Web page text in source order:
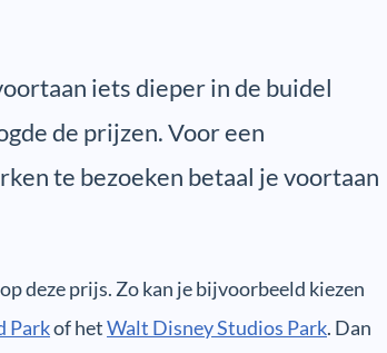
iets dieper in de buidel
de prijzen. Voor een
te bezoeken betaal je voortaan
op deze prijs. Zo kan je bijvoorbeeld kiezen
Parkof hetWalt Disney Studios Park. Dan